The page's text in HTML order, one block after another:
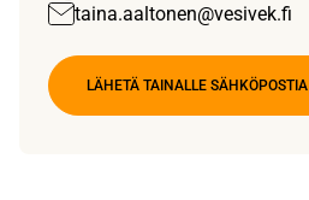
taina.aaltonen@vesivek.fi
LÄHETÄ TAINALLE SÄHKÖPOSTIA